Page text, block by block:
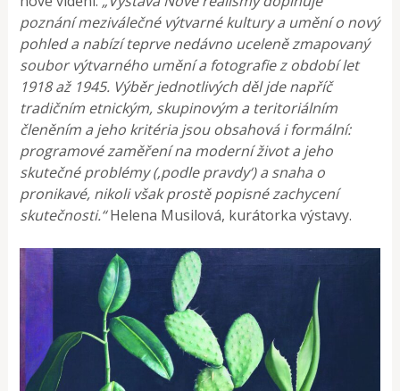
poznání meziválečné výtvarné kultury a umění o nový
pohled a nabízí teprve nedávno uceleně zmapovaný
soubor výtvarného umění a fotografie z období let
1918 až 1945. Výběr jednotlivých děl jde napříč
tradičním etnickým, skupinovým a teritoriálním
členěním a jeho kritéria jsou obsahová i formální:
programové zaměření na moderní život a jeho
skutečné problémy (‚podle pravdy‘) a snaha o
pronikavé, nikoli však prostě popisné zachycení
skutečnosti.“Helena Musilová, kurátorka výstavy.